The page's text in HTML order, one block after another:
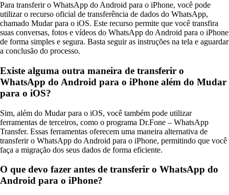
Para transferir o WhatsApp do Android para o iPhone, você pode
utilizar o recurso oficial de transferência de dados do WhatsApp,
chamado Mudar para o iOS. Este recurso permite que você transfira
suas conversas, fotos e vídeos do WhatsApp do Android para o iPhone
de forma simples e segura. Basta seguir as instruções na tela e aguardar
a conclusão do processo.
Existe alguma outra maneira de transferir o
WhatsApp do Android para o iPhone além do Mudar
para o iOS?
Sim, além do Mudar para o iOS, você também pode utilizar
ferramentas de terceiros, como o programa Dr.Fone – WhatsApp
Transfer. Essas ferramentas oferecem uma maneira alternativa de
transferir o WhatsApp do Android para o iPhone, permitindo que você
faça a migração dos seus dados de forma eficiente.
O que devo fazer antes de transferir o WhatsApp do
Android para o iPhone?